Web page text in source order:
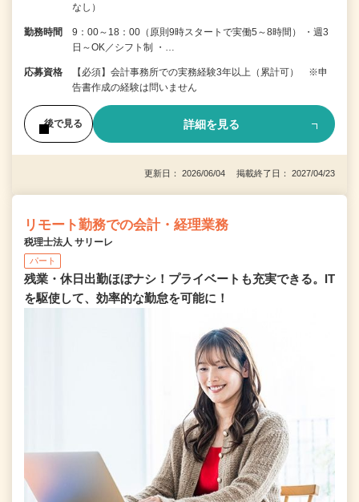
なし）
勤務時間
9：00～18：00（原則9時スタートで実働5～8時間） ・週3
日～OK／シフト制 ・…
応募資格
【必須】会計事務所での実務経験3年以上（累計可） ※申
告書作成の経験は問いません
後で見る 詳細を見る
更新日： 2026/06/04 掲載終了日： 2027/04/23
リモート勤務での会計・経理業務
税理士法人 サリーレ
パート
残業・休日出勤ほぼナシ！プライベートも充実できる。IT
を駆使して、効率的な勤怠を可能に！